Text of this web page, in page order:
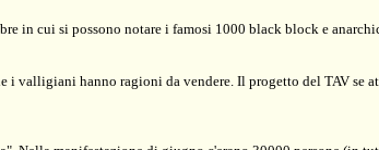
in cui si possono notare i famosi 1000 black block e
valligiani hanno ragioni da vendere. Il progetto del TAV se